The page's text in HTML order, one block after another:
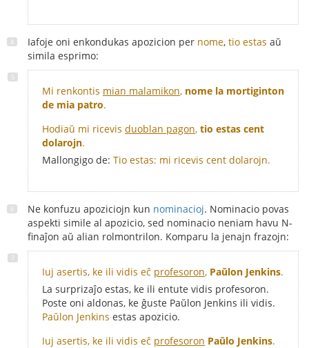
Iafoje oni enkondukas apozicion per nome, tio estas aŭ
simila esprimo:
Mi renkontis mian malamikon, nome la mortiginton
de mia patro.
Hodiaŭ mi ricevis duoblan pagon, tio estas cent
dolarojn.
Mallongigo de: Tio estas: mi ricevis cent dolarojn.
Ne konfuzu apoziciojn kun nominacioj. Nominacio povas
aspekti simile al apozicio, sed nominacio neniam havu N-
finaĵon aŭ alian rolmontrilon. Komparu la jenajn frazojn:
Iuj asertis, ke ili vidis eĉ profesoron, Paŭlon Jenkins.
La surprizaĵo estas, ke ili entute vidis profesoron.
Poste oni aldonas, ke ĝuste Paŭlon Jenkins ili vidis.
Paŭlon Jenkins estas apozicio.
Iuj asertis, ke ili vidis eĉ profesoron Paŭlo Jenkins.